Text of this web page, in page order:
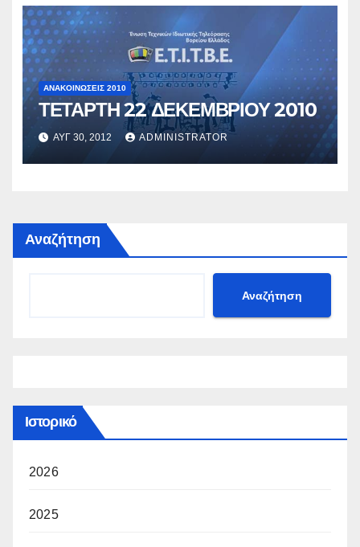
ΑΝΑΚΟΙΝΏΣΕΙΣ 2010
ΤΕΤΑΡΤΗ 22 ΔΕΚΕΜΒΡΙΟΥ 2010
ΑΥΓ 30, 2012 ADMINISTRATOR
Αναζήτηση
Αναζήτηση
Ιστορικό
2026
2025